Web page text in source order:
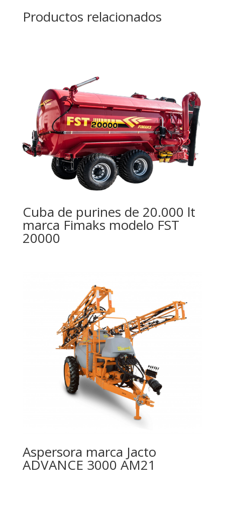
Productos relacionados
Cuba de purines de 20.000 lt
marca Fimaks modelo FST
20000
Aspersora marca Jacto
ADVANCE 3000 AM21